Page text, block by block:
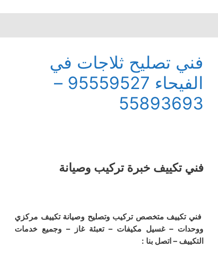
فني تصليح ثلاجات في
الفيحاء 95559527 –
55893693
فني تكييف خبرة تركيب وصيانة
فني تكييف متخصص تركيب وتصليح وصيانة تكييف مركزي
ووحدات – غسيل مكيفات – تعبئة غاز – وجميع خدمات
التكييف – اتصل بنا :